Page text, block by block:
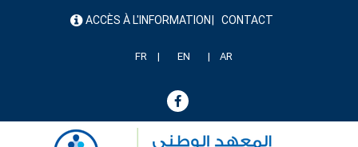
menu ACCÈS À L'INFORMATION CONTACT
FR EN AR